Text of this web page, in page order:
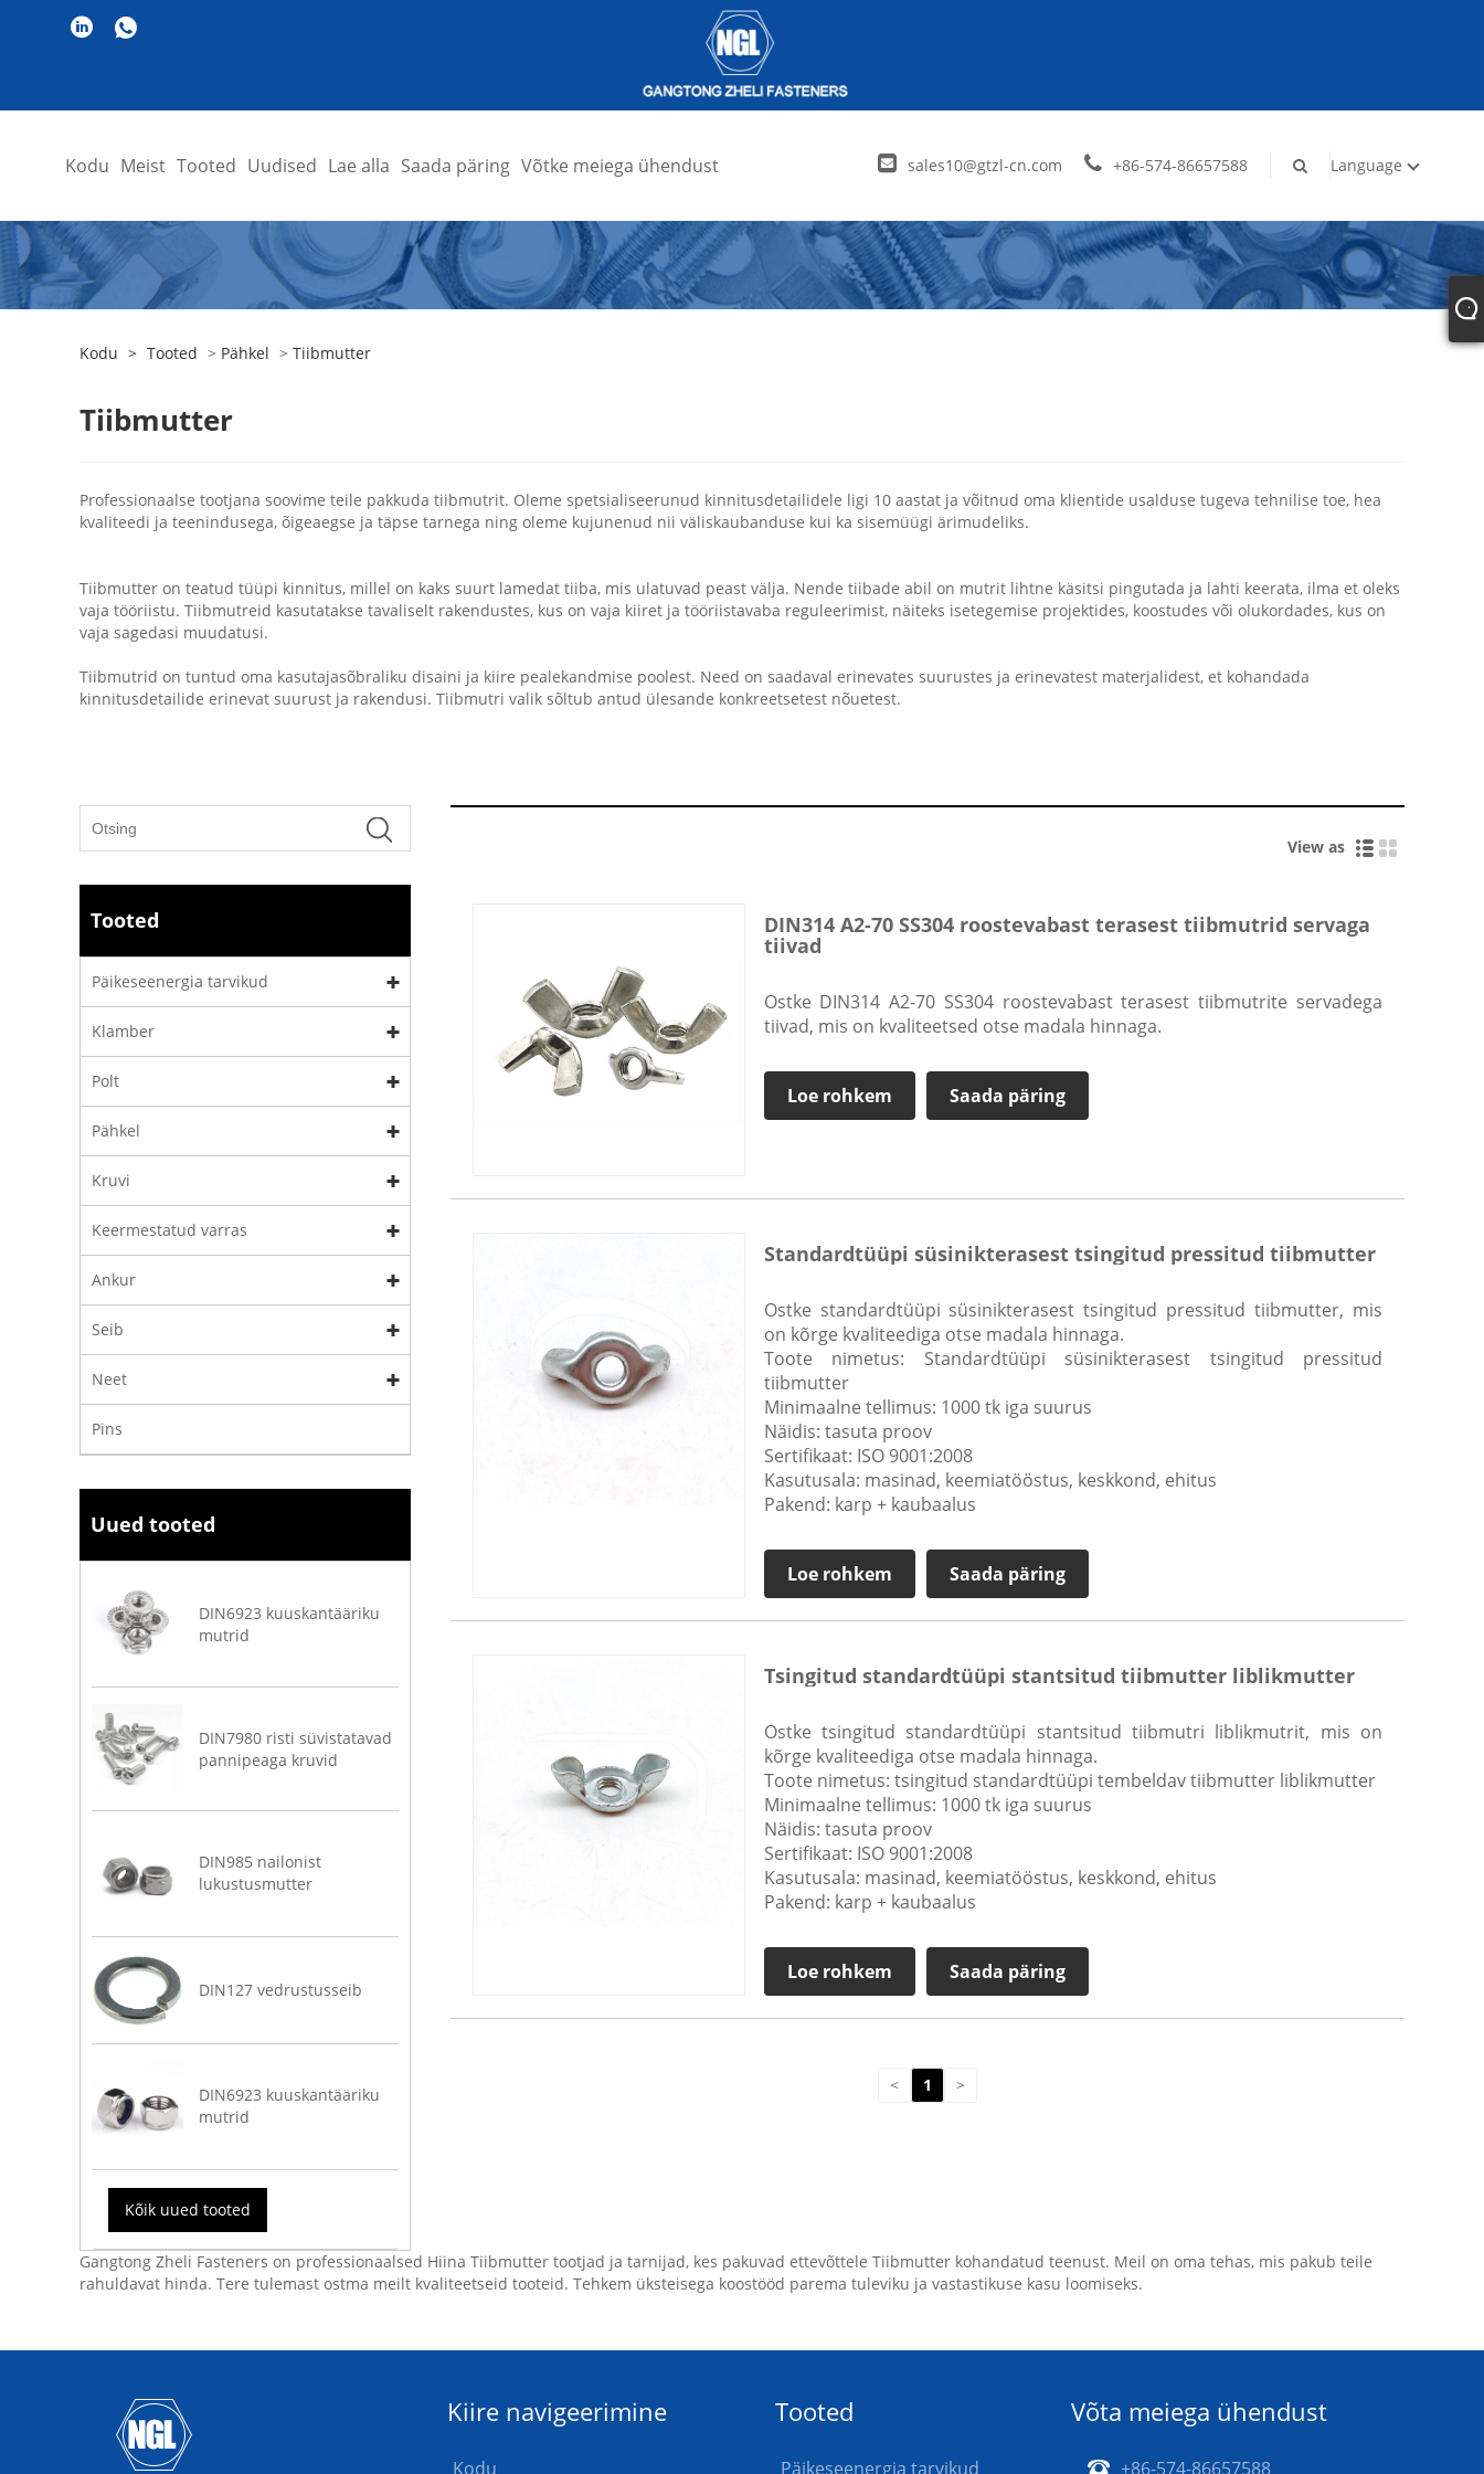
Kodu Meist Tooted Uudised Lae alla Saada päring Võtke meiega ühendust sales10@gtzl-cn.com +86-574-86657588 Language
Kodu > Tooted > Pähkel > Tiibmutter
Tiibmutter
Professionaalse tootjana soovime teile pakkuda tiibmutrit. Oleme spetsialiseerunud kinnitusdetailidele ligi 10 aastat ja võitnud oma klientide usalduse tugeva tehnilise toe, hea
kvaliteedi ja teenindusega, õigeaegse ja täpse tarnega ning oleme kujunenud nii väliskaubanduse kui ka sisemüügi ärimudeliks.
Tiibmutter on teatud tüüpi kinnitus, millel on kaks suurt lamedat tiiba, mis ulatuvad peast välja. Nende tiibade abil on mutrit lihtne käsitsi pingutada ja lahti keerata, ilma et oleks
vaja tööriistu. Tiibmutreid kasutatakse tavaliselt rakendustes, kus on vaja kiiret ja tööriistavaba reguleerimist, näiteks isetegemise projektides, koostudes või olukordades, kus on
vaja sagedasi muudatusi.
Tiibmutrid on tuntud oma kasutajasõbraliku disaini ja kiire pealekandmise poolest. Need on saadaval erinevates suurustes ja erinevatest materjalidest, et kohandada
kinnitusdetailide erinevat suurust ja rakendusi. Tiibmutri valik sõltub antud ülesande konkreetsetest nõuetest.
Tooted
Päikeseenergia tarvikud
Klamber
Polt
Pähkel
Kruvi
Keermestatud varras
Ankur
Seib
Neet
Pins
Uued tooted
DIN6923 kuuskantääriku
mutrid
DIN7980 risti süvistatavad
pannipeaga kruvid
DIN985 nailonist
lukustusmutter
DIN127 vedrustusseib
DIN6923 kuuskantääriku
mutrid
Kõik uued tooted
View as
DIN314 A2-70 SS304 roostevabast terasest tiibmutrid servaga
tiivad
Ostke DIN314 A2-70 SS304 roostevabast terasest tiibmutrite servadega
tiivad, mis on kvaliteetsed otse madala hinnaga.
Loe rohkem Saada päring
Standardtüüpi süsinikterasest tsingitud pressitud tiibmutter
Ostke standardtüüpi süsinikterasest tsingitud pressitud tiibmutter, mis
on kõrge kvaliteediga otse madala hinnaga.
Toote nimetus: Standardtüüpi süsinikterasest tsingitud pressitud
tiibmutter
Minimaalne tellimus: 1000 tk iga suurus
Näidis: tasuta proov
Sertifikaat: ISO 9001:2008
Kasutusala: masinad, keemiatööstus, keskkond, ehitus
Pakend: karp + kaubaalus
Loe rohkem Saada päring
Tsingitud standardtüüpi stantsitud tiibmutter liblikmutter
Ostke tsingitud standardtüüpi stantsitud tiibmutri liblikmutrit, mis on
kõrge kvaliteediga otse madala hinnaga.
Toote nimetus: tsingitud standardtüüpi tembeldav tiibmutter liblikmutter
Minimaalne tellimus: 1000 tk iga suurus
Näidis: tasuta proov
Sertifikaat: ISO 9001:2008
Kasutusala: masinad, keemiatööstus, keskkond, ehitus
Pakend: karp + kaubaalus
Loe rohkem Saada päring
< 1 >
Gangtong Zheli Fasteners on professionaalsed Hiina Tiibmutter tootjad ja tarnijad, kes pakuvad ettevõttele Tiibmutter kohandatud teenust. Meil on oma tehas, mis pakub teile
rahuldavat hinda. Tere tulemast ostma meilt kvaliteetseid tooteid. Tehkem üksteisega koostööd parema tuleviku ja vastastikuse kasu loomiseks.
Kiire navigeerimine
Kodu
Tooted
Päikeseenergia tarvikud
Võta meiega ühendust
+86-574-86657588